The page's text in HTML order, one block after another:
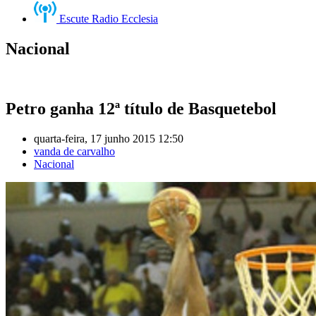
Escute Radio Ecclesia
Nacional
Petro ganha 12ª título de Basquetebol
quarta-feira, 17 junho 2015 12:50
vanda de carvalho
Nacional